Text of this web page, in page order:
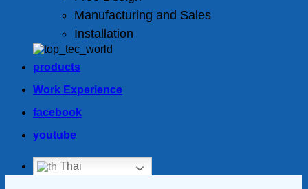
Manufacturing and Sales
Installation
products
Work Experience
facebook
youtube
Thai